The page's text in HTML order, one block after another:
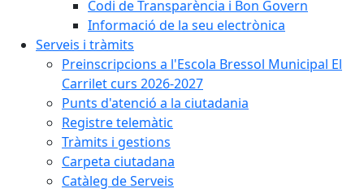
Codi de Transparència i Bon Govern
Informació de la seu electrònica
Serveis i tràmits
Preinscripcions a l'Escola Bressol Municipal El
Carrilet curs 2026-2027
Punts d'atenció a la ciutadania
Registre telemàtic
Tràmits i gestions
Carpeta ciutadana
Catàleg de Serveis